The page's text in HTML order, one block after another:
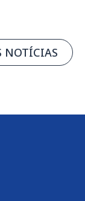
NOTÍCIAS